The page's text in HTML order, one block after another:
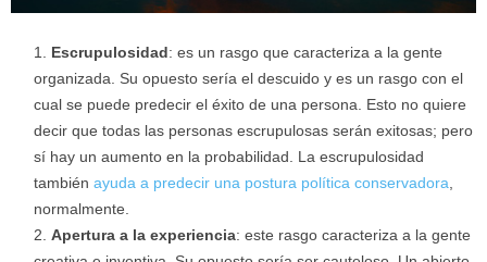
Escrupulosidad: es un rasgo que caracteriza a la gente
organizada. Su opuesto sería el descuido y es un rasgo con el
cual se puede predecir el éxito de una persona. Esto no quiere
decir que todas las personas escrupulosas serán exitosas; pero
sí hay un aumento en la probabilidad. La escrupulosidad
también ayuda a predecir una postura política conservadora,
normalmente.
Apertura a la experiencia: este rasgo caracteriza a la gente